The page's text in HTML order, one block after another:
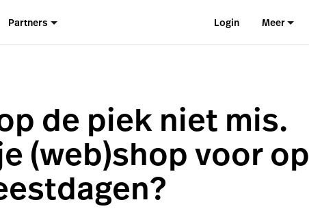
Partners Login Meer
de piek niet mis.
(web)shop voor op